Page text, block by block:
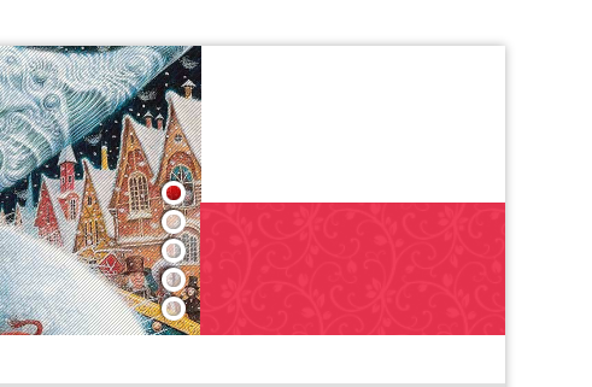
1
2
3
4
5